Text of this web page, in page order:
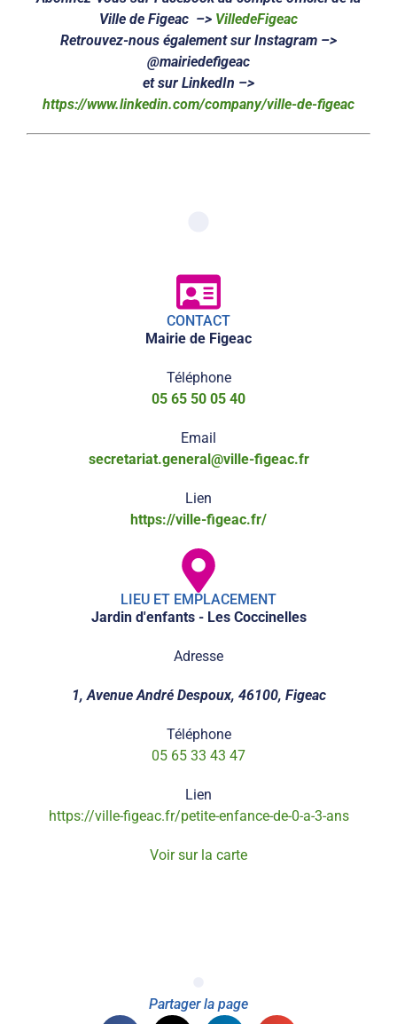
Ville de Figeac –> VilledeFigeac
Retrouvez-nous également sur Instagram –>
@mairiedefigeac
et sur LinkedIn –>
https://www.linkedin.com/company/ville-de-figeac
CONTACT
Mairie de Figeac
Téléphone
05 65 50 05 40
Email
secretariat.general@ville-figeac.fr
Lien
https://ville-figeac.fr/
LIEU ET EMPLACEMENT
Jardin d'enfants - Les Coccinelles
Adresse
1, Avenue André Despoux, 46100, Figeac
Téléphone
05 65 33 43 47
Lien
https://ville-figeac.fr/petite-enfance-de-0-a-3-ans
Voir sur la carte
Partager la page